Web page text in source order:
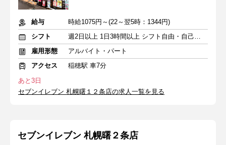
給与
時給1075円～(22～翌5時：1344円)
シフト
週2日以上 1日3時間以上 シフト自由・自己申告
雇用形態
アルバイト・パート
アクセス
稲穂駅 車7分
あと3日
セブンイレブン 札幌曙１２条店の求人一覧を見る
セブンイレブン 札幌曙２条店